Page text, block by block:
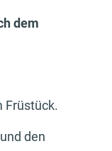
dem
Früstück.
und den